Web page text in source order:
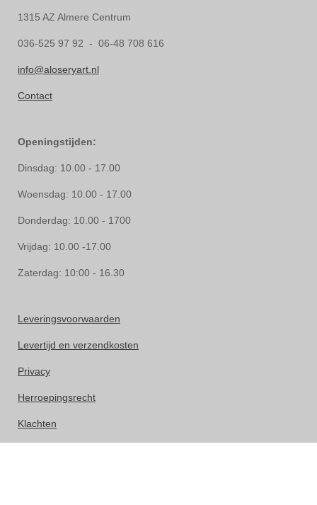
1315 AZ Almere Centrum
036-525 97 92 - 06-48 708 616
info@aloseryart.nl
Contact
Openingstijden:
Dinsdag: 10.00 - 17.00
Woensdag: 10.00 - 17.00
Donderdag: 10.00 - 1700
Vrijdag: 10.00 -17.00
Zaterdag: 10:00 - 16.30
Leveringsvoorwaarden
Levertijd en verzendkosten
Privacy
Herroepingsrecht
Klachten